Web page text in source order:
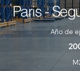
Paris -
Año de